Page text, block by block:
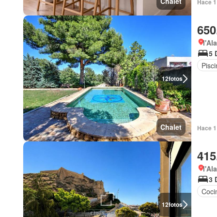
Hace
12fotos
Chalet
5
Hace
12fotos
3